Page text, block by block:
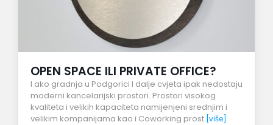
OPEN SPACE ILI PRIVATE OFFICE?
I ako gradnja u Podgorici I dalje cvjeta ipak nedostaju
moderni kancelarijski prostori. Prostori visokog
kvaliteta i velikih kapaciteta namijenjeni srednjim i
velikim kompanijama kao i Coworking prost [više]